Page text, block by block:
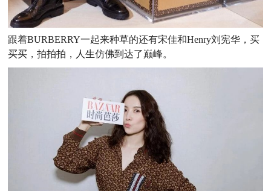
跟着BURBERRY一起来种草的还有宋佳和Henry刘宪华，买
买买，拍拍拍，人生仿佛到达了巅峰。